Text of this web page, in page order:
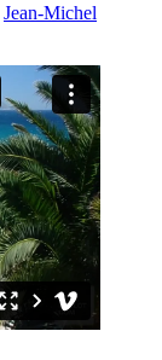
Jean-Michel